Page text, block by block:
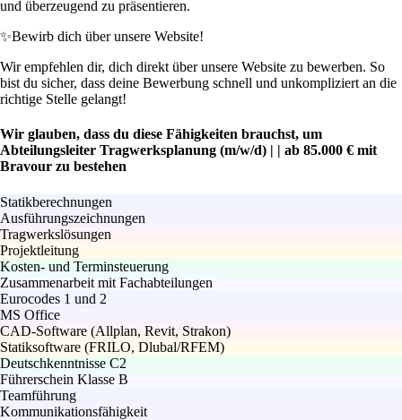
und überzeugend zu präsentieren.
✨Bewirb dich über unsere Website!
Wir empfehlen dir, dich direkt über unsere Website zu bewerben. So
bist du sicher, dass deine Bewerbung schnell und unkompliziert an die
richtige Stelle gelangt!
Wir glauben, dass du diese Fähigkeiten brauchst, um
Abteilungsleiter Tragwerksplanung (m/w/d) | | ab 85.000 € mit
Bravour zu bestehen
Statikberechnungen
Ausführungszeichnungen
Tragwerkslösungen
Projektleitung
Kosten- und Terminsteuerung
Zusammenarbeit mit Fachabteilungen
Eurocodes 1 und 2
MS Office
CAD-Software (Allplan, Revit, Strakon)
Statiksoftware (FRILO, Dlubal/RFEM)
Deutschkenntnisse C2
Führerschein Klasse B
Teamführung
Kommunikationsfähigkeit